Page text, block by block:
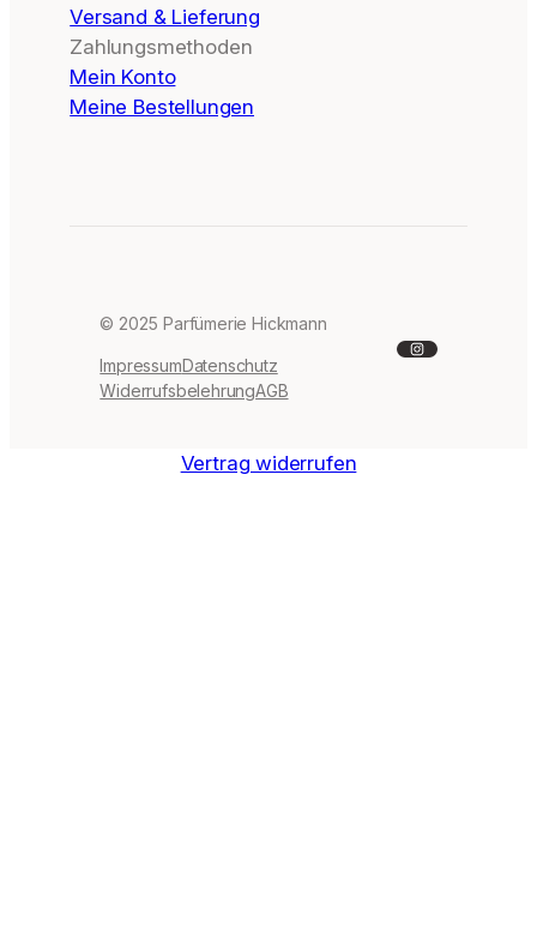
Versand & Lieferung
Zahlungsmethoden
Mein Konto
Meine Bestellungen
© 2025 Parfümerie Hickmann
ImpressumDatenschutz
WiderrufsbelehrungAGB
Instagram
Vertrag widerrufen